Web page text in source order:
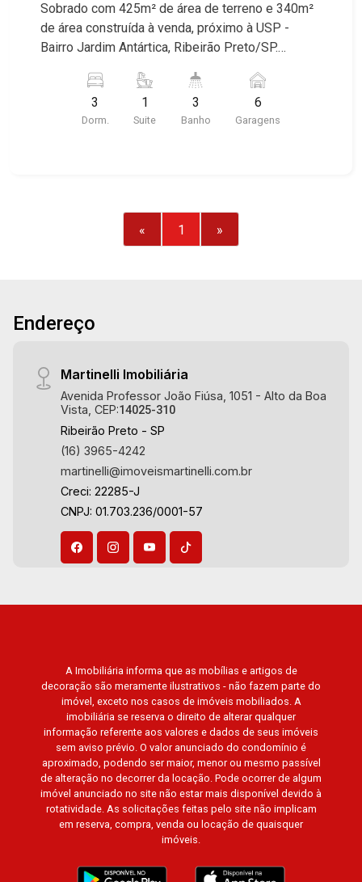
Sobrado com 425m² de área de terreno e 340m²
de área construída à venda, próximo à USP -
Bairro Jardim Antártica, Ribeirão Preto/SP.
Martinelli Imobiliária selecionou para você: -
425m² de área de terreno e 340m² de área
construída - 3 dormitórios com armários e ar-
Varanda gourmet com churrasqueira e fogão à
lenha - Piscina aquecida - Vestiário - Quintal -
Martinelli Imobiliária, referência no mercado
imobiliário desde 2000. Especialistas em Venda,
1051 - Alto da Boa Vista | Ribeirão Preto.
3
Dorm.
1
Suite
3
Banho
6
Garagens
« 1 »
Endereço
Martinelli Imobiliária
Avenida Professor João Fiúsa, 1051 - Alto da Boa
Vista, CEP:14025-310
Ribeirão Preto - SP
(16) 3965-4242
martinelli@imoveismartinelli.com.br
Creci: 22285-J
CNPJ: 01.703.236/0001-57
A Imobiliária informa que as mobílias e artigos de
decoração são meramente ilustrativos - não fazem parte do
imóvel, exceto nos casos de imóveis mobiliados. A
imobiliária se reserva o direito de alterar qualquer
informação referente aos valores e dados de seus imóveis
sem aviso prévio. O valor anunciado do condomínio é
aproximado, podendo ser maior, menor ou mesmo passível
de alteração no decorrer da locação. Pode ocorrer de algum
imóvel anunciado no site não estar mais disponível devido à
rotatividade. As solicitações feitas pelo site não implicam
em reserva, compra, venda ou locação de quaisquer
imóveis.